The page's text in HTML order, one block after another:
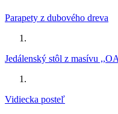
Parapety z dubového dreva
Jedálenský stôl z masívu
Vidiecka posteľ